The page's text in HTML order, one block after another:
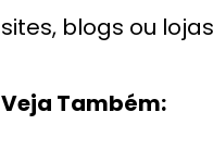
sites, blogs ou
Veja Também: